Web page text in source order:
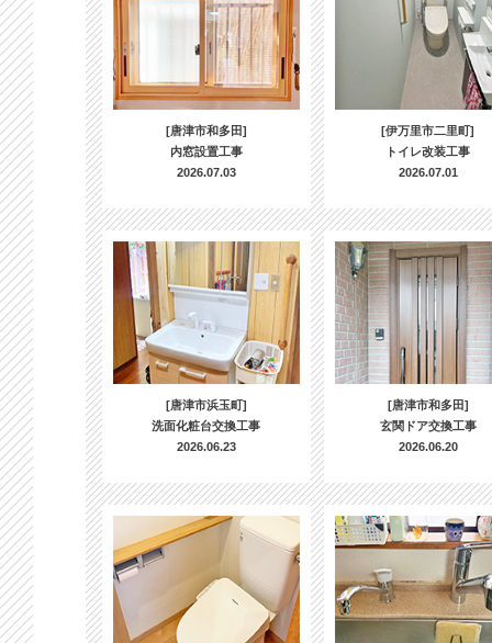
[唐津市和多田]
内窓設置工事
2026.07.03
[伊万里市二里町]
トイレ改装工事
2026.07.01
[唐津市浜玉町]
洗面化粧台交換工事
2026.06.23
[唐津市和多田]
玄関ドア交換工事
2026.06.20